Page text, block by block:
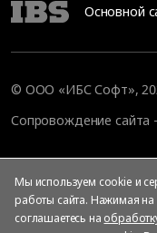
Основной
© ООО «ИБС Софт»,
Сопровождение сайта
Мы используем cookie и
работы сайта. Нажимая на
соглашаетесь на